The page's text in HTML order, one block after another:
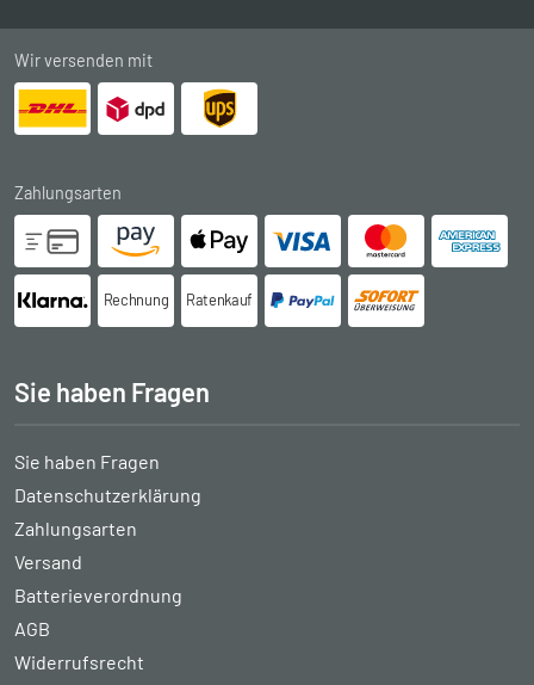
Wir versenden mit
Zahlungsarten
Rechnung Ratenkauf
Sie haben Fragen
Sie haben Fragen
Datenschutzerklärung
Zahlungsarten
Versand
Batterieverordnung
AGB
Widerrufsrecht